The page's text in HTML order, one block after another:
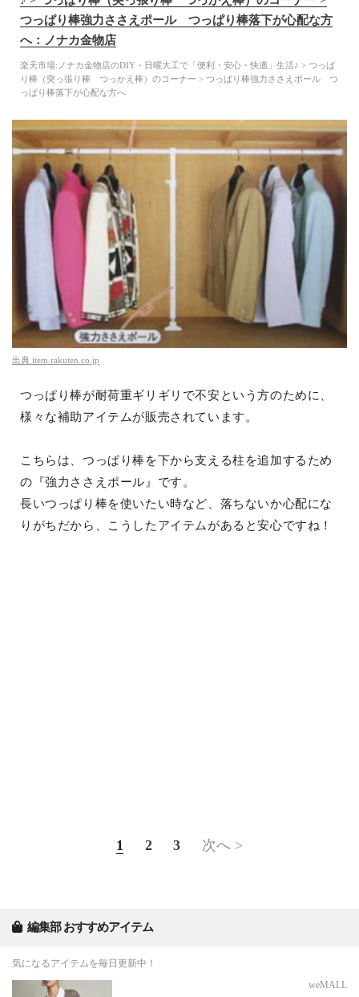
つっぱり棒強力ささえポール つっぱり棒落下が心配な方
へ：ノナカ金物店
楽天市場:ノナカ金物店のDIY・日曜大工で「便利・安心・快適」生活♪ > つっぱ
り棒（突っ張り棒 つっかえ棒）のコーナー > つっぱり棒強力ささえポール つ
っぱり棒落下が心配な方へ
出典 item.rakuten.co.jp
つっぱり棒が耐荷重ギリギリで不安という方のために、
様々な補助アイテムが販売されています。
こちらは、つっぱり棒を下から支える柱を追加するため
の『強力ささえポール』です。
長いつっぱり棒を使いたい時など、落ちないか心配にな
りがちだから、こうしたアイテムがあると安心ですね！
1 2 3 次へ >
編集部 おすすめアイテム
気になるアイテムを毎日更新中！
weMALL